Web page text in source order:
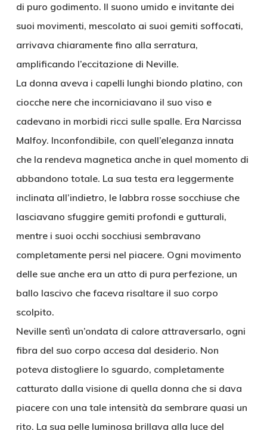
di puro godimento. Il suono umido e invitante dei
suoi movimenti, mescolato ai suoi gemiti soffocati,
arrivava chiaramente fino alla serratura,
amplificando l’eccitazione di Neville.
La donna aveva i capelli lunghi biondo platino, con
ciocche nere che incorniciavano il suo viso e
cadevano in morbidi ricci sulle spalle. Era Narcissa
Malfoy. Inconfondibile, con quell’eleganza innata
che la rendeva magnetica anche in quel momento di
abbandono totale. La sua testa era leggermente
inclinata all’indietro, le labbra rosse socchiuse che
lasciavano sfuggire gemiti profondi e gutturali,
mentre i suoi occhi socchiusi sembravano
completamente persi nel piacere. Ogni movimento
delle sue anche era un atto di pura perfezione, un
ballo lascivo che faceva risaltare il suo corpo
scolpito.
Neville sentì un’ondata di calore attraversarlo, ogni
fibra del suo corpo accesa dal desiderio. Non
poteva distogliere lo sguardo, completamente
catturato dalla visione di quella donna che si dava
piacere con una tale intensità da sembrare quasi un
rito. La sua pelle luminosa brillava alla luce del